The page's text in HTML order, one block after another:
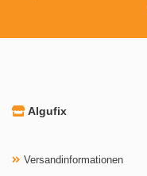
Algufix
Versandinformationen